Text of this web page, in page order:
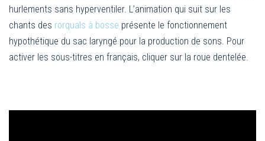
hurlements sans hyperventiler. L’animation qui suit sur les
chants des rorquals à bosse présente le fonctionnement
hypothétique du sac laryngé pour la production de sons. Pour
activer les sous-titres en français, cliquer sur la roue dentelée.